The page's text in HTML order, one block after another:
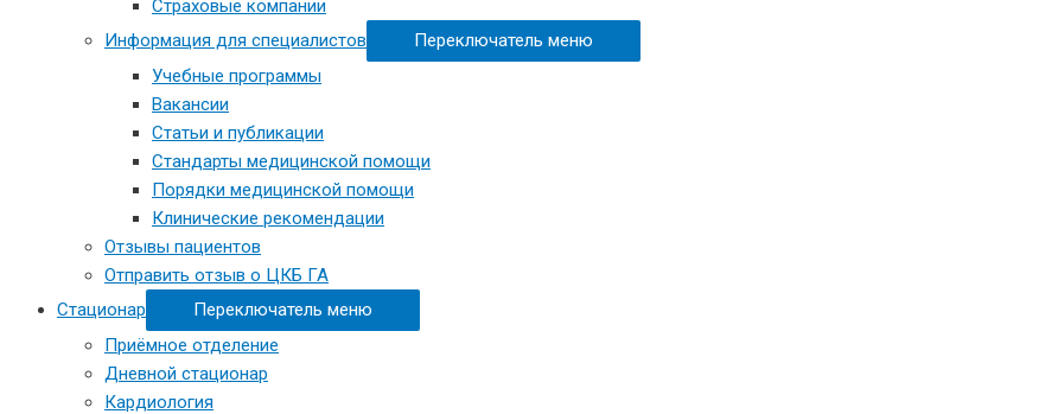
Страховые компании
Информация для специалистов
Переключатель меню
Учебные программы
Вакансии
Статьи и публикации
Стандарты медицинской помощи
Порядки медицинской помощи
Клинические рекомендации
Отзывы пациентов
Отправить отзыв о ЦКБ ГА
Стационар
Переключатель меню
Приёмное отделение
Дневной стационар
Кардиология